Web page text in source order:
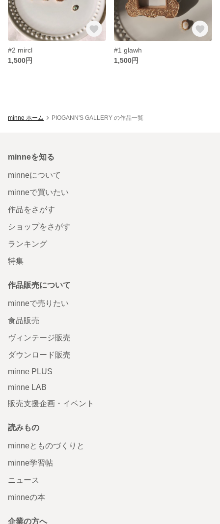
#2 mircl
1,500円
#1 glawh
1,500円
minne ホーム PIOGANN'S GALLERY の作品一覧
minneを知る
minneについて
minneで買いたい
作品をさがす
ショップをさがす
ランキング
特集
作品販売について
minneで売りたい
食品販売
ヴィンテージ販売
ダウンロード販売
minne PLUS
minne LAB
販売支援企画・イベント
読みもの
minneとものづくりと
minne学習帖
ニュース
minneの本
企業の方へ